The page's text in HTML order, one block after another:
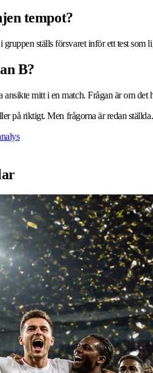
tempot?
gruppen ställs försvaret inför ett test
B?
ansikte mitt i en match. Frågan är om
på riktigt. Men frågorna är redan ställda.